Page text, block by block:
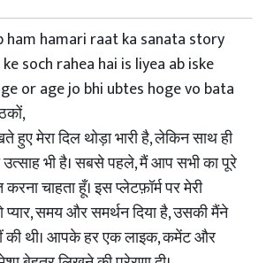
ham hamari raat ka sanata story
soch rahea hai is liyea ab iske
or age jo bhi ubtes hoge vo bata
मेरा दिल थोड़ा भारी है, लेकिन साथ ही
भी है। सबसे पहले, मैं आप सभी का पूरे
चाहता हूँ। इस प्लेटफ़ॉर्म पर मेरी
समय और समर्थन दिया है, उसकी मैंने
की थी। आपके हर एक लाइक, कमेंट और